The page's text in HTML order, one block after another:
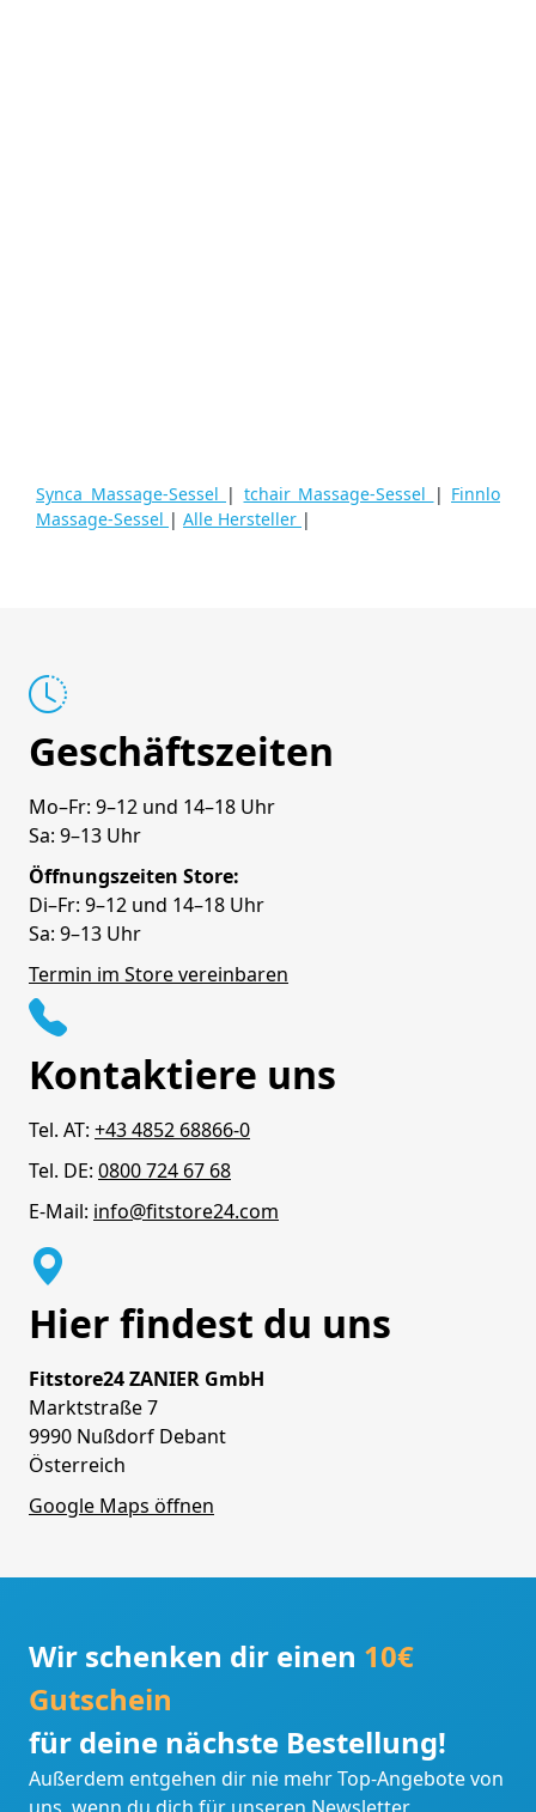
Synca Massage-Sessel | tchair Massage-Sessel | Finnlo
Massage-Sessel | Alle Hersteller |
Geschäftszeiten
Mo–Fr: 9–12 und 14–18 Uhr
Sa: 9–13 Uhr
Öffnungszeiten Store:
Di–Fr: 9–12 und 14–18 Uhr
Sa: 9–13 Uhr
Termin im Store vereinbaren
Kontaktiere uns
Tel. AT: +43 4852 68866-0
Tel. DE: 0800 724 67 68
E-Mail: info@fitstore24.com
Hier findest du uns
Fitstore24 ZANIER GmbH
Marktstraße 7
9990 Nußdorf Debant
Österreich
Google Maps öffnen
Wir schenken dir einen 10€
Gutschein
für deine nächste Bestellung!
Außerdem entgehen dir nie mehr Top-Angebote von